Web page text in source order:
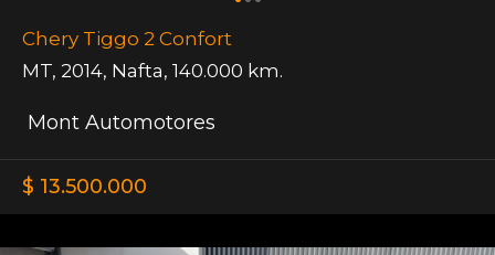
Chery Tiggo 2 Confort
MT, 2014, Nafta, 140.000 km.
Mont Automotores
$ 13.500.000